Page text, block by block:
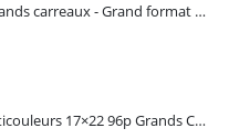
000 CFA.
Cahier 192 pages grands carreaux - Grand format - Brochure dos toilé - 24x32 cm - Papier blanc 90 g - Couverture carte pelliculée couleur aléatoire - Clairefontaine
Cahier Polypro multicouleurs 17×22 96p Grands Carreaux Séyès 90g - CALLIGRAPHE